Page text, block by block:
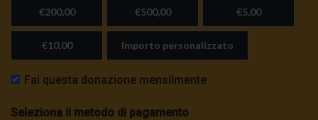
€200,00 €500,00 €5,00
€10,00 Importo personalizzato
Fai questa donazione mensilmente
Seleziona il metodo di pagamento